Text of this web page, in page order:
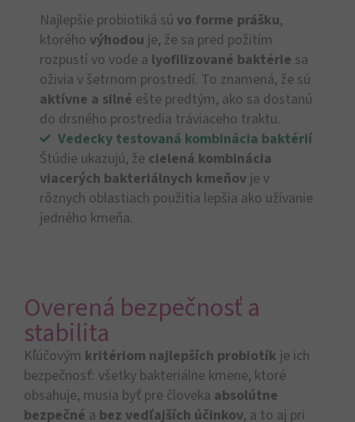
Najlepšie probiotiká sú vo forme prášku,
ktorého výhodou je, že sa pred požitím
rozpustí vo vode a lyofilizované baktérie sa
oživia v šetrnom prostredí. To znamená, že sú
aktívne a silné ešte predtým, ako sa dostanú
do drsného prostredia tráviaceho traktu.
Vedecky testovaná kombinácia baktérií
Štúdie ukazujú, že cielená kombinácia
viacerých bakteriálnych kmeňov je v
rôznych oblastiach použitia lepšia ako užívanie
jedného kmeňa.
Overená bezpečnosť a
stabilita
Kľúčovým kritériom najlepších probiotík je ich
bezpečnosť: všetky bakteriálne kmene, ktoré
obsahuje, musia byť pre človeka absolútne
bezpečné a bez vedľajších účinkov, a to aj pri